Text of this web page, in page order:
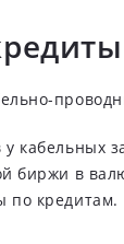
кабельных
биржи в
по кредитам.